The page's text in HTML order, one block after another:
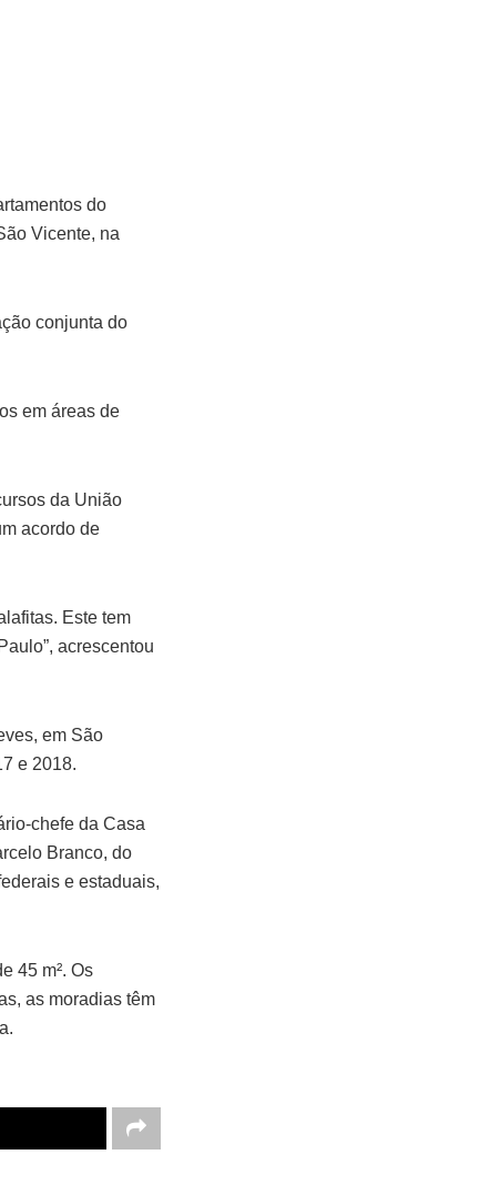
do
Vicente, na
conjunta do
em áreas de
da União
acordo de
Este tem
acrescentou
em São
e 2018.
chefe da Casa
Branco, do
e estaduais,
45 m². Os
as moradias têm